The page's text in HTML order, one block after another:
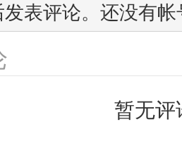
发表评论。还没有
暂无评